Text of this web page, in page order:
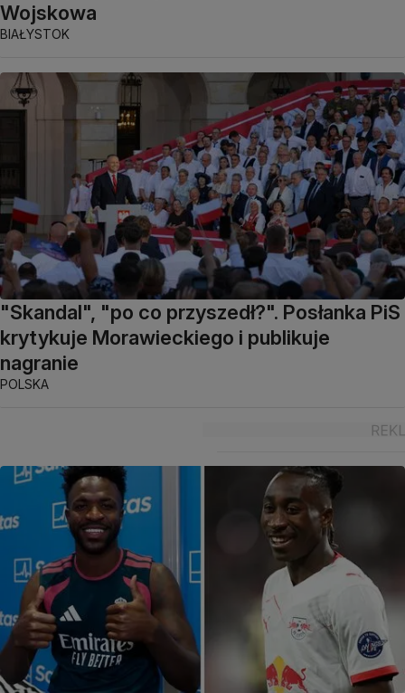
Wojskowa
BIAŁYSTOK
"Skandal", "po co przyszedł?". Posłanka PiS
krytykuje Morawieckiego i publikuje
nagranie
POLSKA